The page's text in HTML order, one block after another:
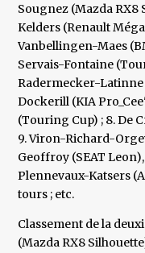
Sougnez (Mazda RX8
Kelders (Renault
Vanbellingen-Maes
Servais-Fontaine
Radermecker-Latinne
Dockerill (KIA
(Touring Cup) ; 8. De
9. Viron-Richard-
Geoffroy (SEAT Leon),
Plennevaux-Katsers
tours ; etc.
Classement de la
(Mazda RX8